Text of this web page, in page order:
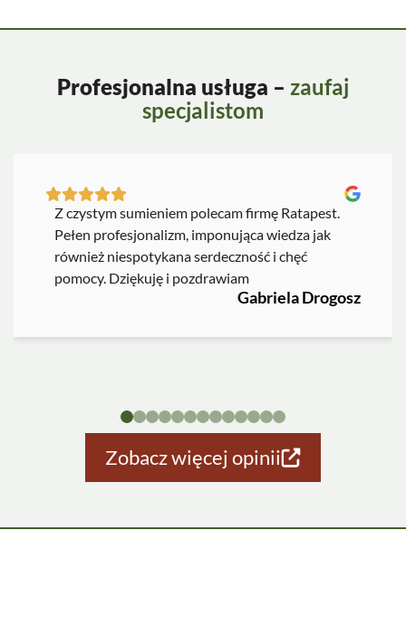
Profesjonalna usługa – zaufaj
specjalistom
Z czystym sumieniem polecam firmę Ratapest.
Pełen profesjonalizm, imponująca wiedza jak
również niespotykana serdeczność i chęć
pomocy. Dziękuję i pozdrawiam
Gabriela Drogosz
Zobacz więcej opinii